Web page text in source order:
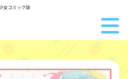
女コミック誌